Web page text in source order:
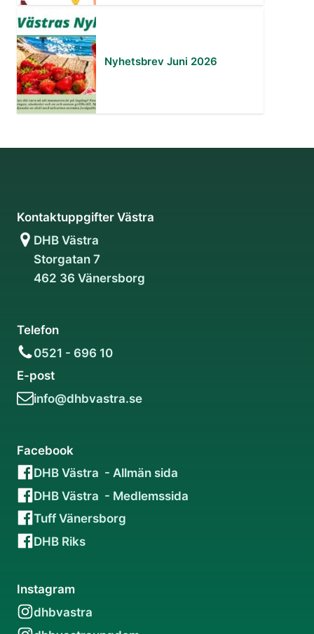
Nyhetsbrev Juni 2026
Kontaktuppgifter Västra
DHB Västra
Storgatan 7
462 36 Vänersborg
Telefon
0521 - 696 10
E-post
info@dhbvastra.se
Facebook
DHB Västra - Allmän sida
DHB Västra - Medlemssida
Tuff Vänersborg
DHB Riks
Instagram
dhbvastra